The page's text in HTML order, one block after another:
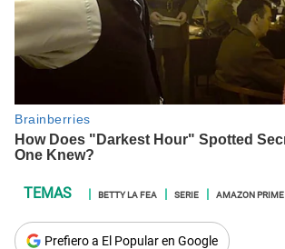
BETTY LA FEA SERIE AMAZON PRIME
Prefiero a El Popular en Google